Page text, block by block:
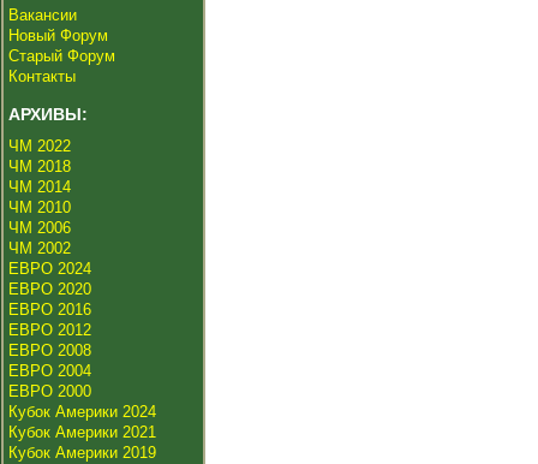
Вакансии
Новый Форум
Старый Форум
Контакты
АРХИВЫ:
ЧМ 2022
ЧМ 2018
ЧМ 2014
ЧМ 2010
ЧМ 2006
ЧМ 2002
ЕВРО 2024
ЕВРО 2020
ЕВРО 2016
ЕВРО 2012
ЕВРО 2008
ЕВРО 2004
ЕВРО 2000
Кубок Америки 2024
Кубок Америки 2021
Кубок Америки 2019